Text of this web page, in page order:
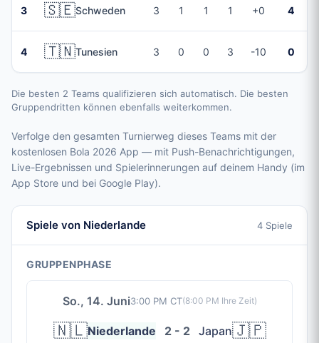
3 🇸🇪Schweden 3 1 1 1 +0 4
4 🇹🇳Tunesien 3 0 0 3 -10 0
Die besten 2 Teams qualifizieren sich automatisch. Die besten
Gruppendritten können ebenfalls weiterkommen.
Verfolge den gesamten Turnierweg dieses Teams mit der
kostenlosen Bola 2026 App — mit Push-Benachrichtigungen,
Live-Ergebnissen und Spielerinnerungen auf deinem Handy (im
App Store und bei Google Play).
Spiele von Niederlande 4 Spiele
GRUPPENPHASE
So., 14. Juni3:00 PM CT(8:00 PM Ihre Zeit)
🇳🇱Niederlande 2 - 2 Japan🇯🇵